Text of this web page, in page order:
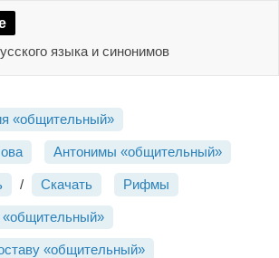
языка и синонимов
«общительный»
Антонимы «общительный»
/ Скачать Рифмы
«общительный»